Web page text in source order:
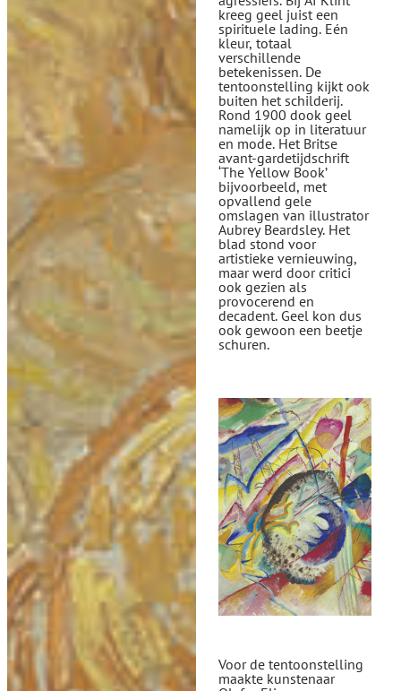
kreeg geel juist een
spirituele lading. Eén
kleur, totaal
verschillende
betekenissen. De
tentoonstelling kijkt ook
buiten het schilderij.
Rond 1900 dook geel
namelijk op in literatuur
en mode. Het Britse
avant-gardetijdschrift
‘The Yellow Book’
bijvoorbeeld, met
opvallend gele
omslagen van illustrator
Aubrey Beardsley. Het
blad stond voor
artistieke vernieuwing,
maar werd door critici
ook gezien als
provocerend en
decadent. Geel kon dus
ook gewoon een beetje
schuren.
Voor de tentoonstelling
maakte kunstenaar